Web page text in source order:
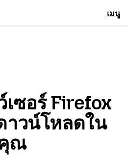
เมนู
เซอร์ Firefox
าวน์โหลดใน
ณ